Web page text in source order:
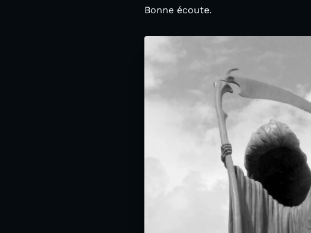
Bonne écoute.